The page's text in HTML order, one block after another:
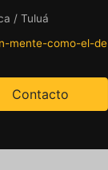
/ Tuluá
mente-como-el-de
Contacto